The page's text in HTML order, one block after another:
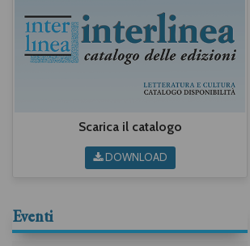
Scarica il catalogo
DOWNLOAD
Eventi